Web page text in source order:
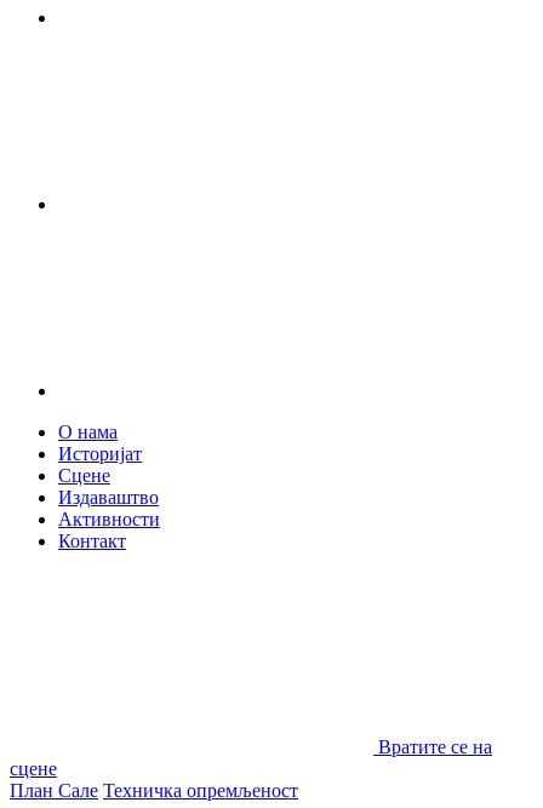
О нама
Историјат
Сцене
Издаваштво
Активности
Контакт
Вратите се на
сцене
План Сале Техничка опремљеност